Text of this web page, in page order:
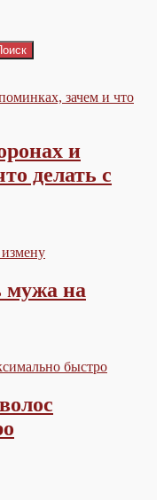
и
делать с
мужа на